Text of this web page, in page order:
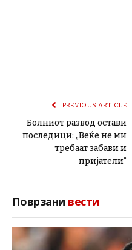
PREVIOUS ARTICLE
Болниот развод остави
последици: „Веќе не ми
требаат забави и
пријатели“
Поврзани вести